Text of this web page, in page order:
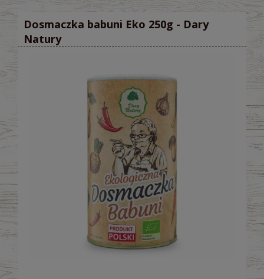
Dosmaczka babuni Eko 250g - Dary
Natury